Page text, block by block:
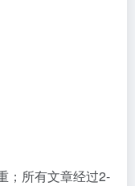
；所有文章经过2-